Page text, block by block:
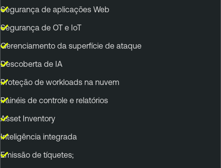
Segurança de aplicações Web
Segurança de OT e IoT
Gerenciamento da superfície de ataque
Descoberta de IA
Proteção de workloads na nuvem
Painéis de controle e relatórios
Asset Inventory
Inteligência integrada
Emissão de tíquetes;